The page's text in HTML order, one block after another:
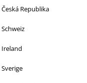
Česká Republika
Schweiz
Ireland
Sverige
Funko Pop!